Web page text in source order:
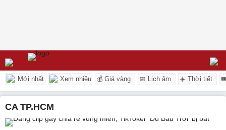
Mới nhất Xem nhiều 💰 Giá vàng 📅 Lịch âm ☀️ Thời tiết
CA TP.HCM